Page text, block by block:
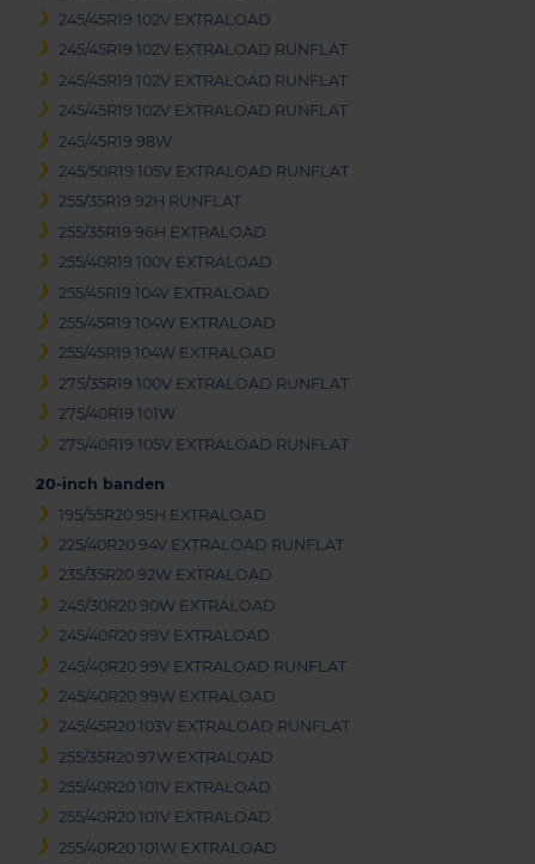
245/45R19 102V EXTRALOAD
245/45R19 102V EXTRALOAD RUNFLAT
245/45R19 102V EXTRALOAD RUNFLAT
245/45R19 102V EXTRALOAD RUNFLAT
245/45R19 98W
245/50R19 105V EXTRALOAD RUNFLAT
255/35R19 92H RUNFLAT
255/35R19 96H EXTRALOAD
255/40R19 100V EXTRALOAD
255/45R19 104V EXTRALOAD
255/45R19 104W EXTRALOAD
255/45R19 104W EXTRALOAD
275/35R19 100V EXTRALOAD RUNFLAT
275/40R19 101W
275/40R19 105V EXTRALOAD RUNFLAT
20-inch banden
195/55R20 95H EXTRALOAD
225/40R20 94V EXTRALOAD RUNFLAT
235/35R20 92W EXTRALOAD
245/30R20 90W EXTRALOAD
245/40R20 99V EXTRALOAD
245/40R20 99V EXTRALOAD RUNFLAT
245/40R20 99W EXTRALOAD
245/45R20 103V EXTRALOAD RUNFLAT
255/35R20 97W EXTRALOAD
255/40R20 101V EXTRALOAD
255/40R20 101V EXTRALOAD
255/40R20 101W EXTRALOAD